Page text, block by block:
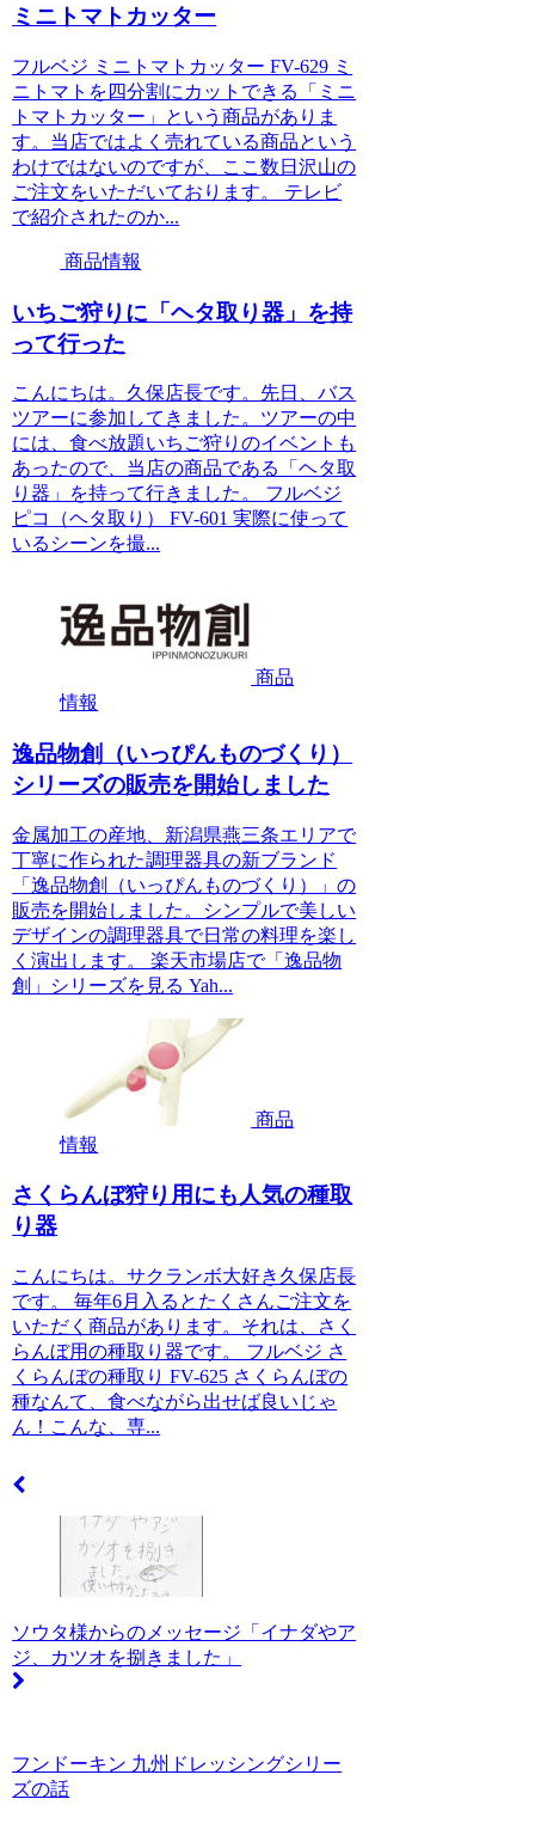
ミニトマトカッター
フルベジ ミニトマトカッター FV-629 ミ
ニトマトを四分割にカットできる「ミニ
トマトカッター」という商品がありま
す。当店ではよく売れている商品という
わけではないのですが、ここ数日沢山の
ご注文をいただいております。 テレビ
で紹介されたのか...
商品情報
いちご狩りに「ヘタ取り器」を持
って行った
こんにちは。久保店長です。先日、バス
ツアーに参加してきました。ツアーの中
には、食べ放題いちご狩りのイベントも
あったので、当店の商品である「ヘタ取
り器」を持って行きました。 フルベジ
ピコ（ヘタ取り） FV-601 実際に使って
いるシーンを撮...
商品
情報
逸品物創（いっぴんものづくり）
シリーズの販売を開始しました
金属加工の産地、新潟県燕三条エリアで
丁寧に作られた調理器具の新ブランド
「逸品物創（いっぴんものづくり）」の
販売を開始しました。シンプルで美しい
デザインの調理器具で日常の料理を楽し
く演出します。 楽天市場店で「逸品物
創」シリーズを見る Yah...
商品
情報
さくらんぼ狩り用にも人気の種取
り器
こんにちは。サクランボ大好き久保店長
です。 毎年6月入るとたくさんご注文を
いただく商品があります。それは、さく
らんぼ用の種取り器です。 フルベジ さ
くらんぼの種取り FV-625 さくらんぼの
種なんて、食べながら出せば良いじゃ
ん！こんな、専...
ソウタ様からのメッセージ「イナダやア
ジ、カツオを捌きました」
フンドーキン 九州ドレッシングシリー
ズの話